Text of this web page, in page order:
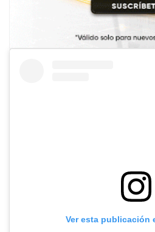
Ver esta publicación